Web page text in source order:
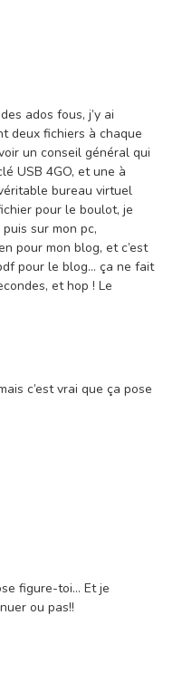
ados fous, j’y ai
deux fichiers à chaque
un conseil général qui
USB 4GO, et une à
bureau virtuel
pour le boulot, je
sur mon pc,
pour mon blog, et c’est
pour le blog… ça ne fait
et hop ! Le
c’est vrai que ça pose
figure-toi… Et je
ou pas!!